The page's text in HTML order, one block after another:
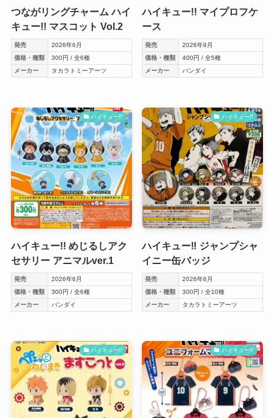
つながリングチャーム ハイ
キュー!! マスコット Vol.2
発売
2026年6月
価格・種類
300円 / 全6種
メーカー
タカラトミーアーツ
ハイキュー!! マイプロフケ
ース
発売
2026年9月
価格・種類
400円 / 全5種
メーカー
バンダイ
ハイキュー!!
ハイキュー!! めじるしアク
セサリー アニマルver.1
発売
2026年6月
価格・種類
300円 / 全6種
メーカー
バンダイ
ハイキュー!!
ハイキュー‼︎ ジャンプシャ
イニー缶バッジ
発売
2026年6月
価格・種類
300円 / 全10種
メーカー
タカラトミーアーツ
ハイキュー!! ハイキュー!!